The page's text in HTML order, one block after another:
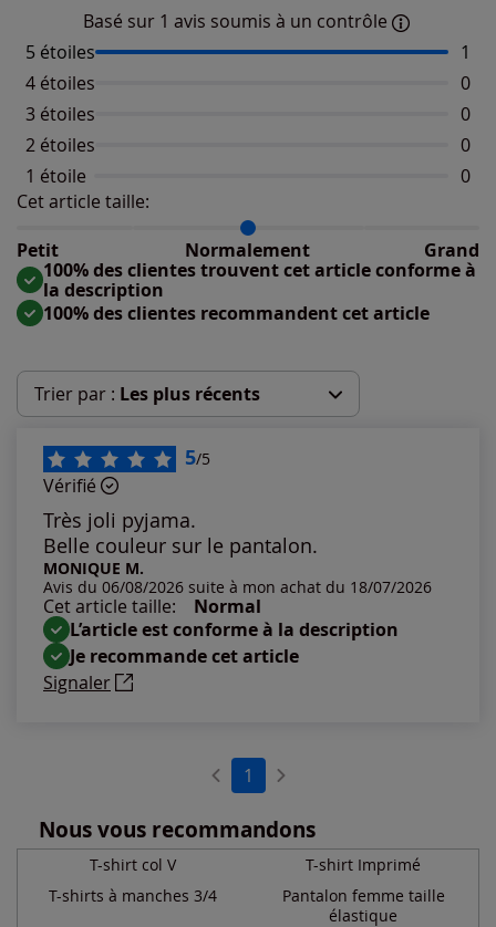
Basé sur 1 avis soumis à un contrôle
5 étoiles
1
4 étoiles
0
3 étoiles
0
2 étoiles
0
1 étoile
0
Cet article taille:
Petit
Normalement Grand
Répartition du taillant selon les avis clients
Taille normalement : 100%
Taille grand : 0%
100% des clientes trouvent cet article conforme à
la description
100% des clientes recommandent cet article
Trier par : Les plus récents
Les plus récents
Les plus anciens
Notes les plus élevées
Notes les plus basses
5/5
Vérifié
Très joli pyjama.
Belle couleur sur le pantalon.
MONIQUE M.
Avis du 06/08/2026 suite à mon achat du 18/07/2026
Cet article taille:
Normal
L’article est conforme à la description
Je recommande cet article
Signaler
1
Nous vous recommandons
T-shirt col V
T-shirts à manches 3/4
T-shirt Imprimé
Pantalon femme taille
élastique